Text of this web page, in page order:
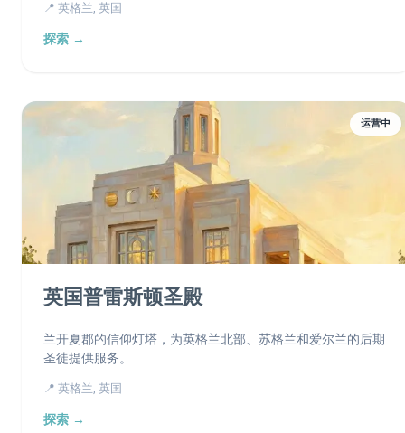
📍 英格兰, 英国
探索 →
运营中
英国普雷斯顿圣殿
兰开夏郡的信仰灯塔，为英格兰北部、苏格兰和爱尔兰的后期
圣徒提供服务。
📍 英格兰, 英国
探索 →